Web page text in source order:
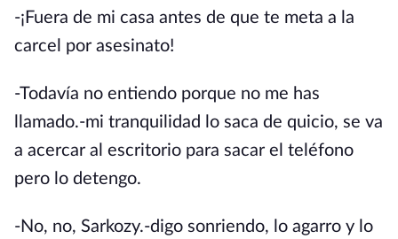
-¡Fuera de mi casa antes de que te meta a la
carcel por asesinato!
-Todavía no entiendo porque no me has
llamado.-mi tranquilidad lo saca de quicio, se va
a acercar al escritorio para sacar el teléfono
pero lo detengo.
-No, no, Sarkozy.-digo sonriendo, lo agarro y lo